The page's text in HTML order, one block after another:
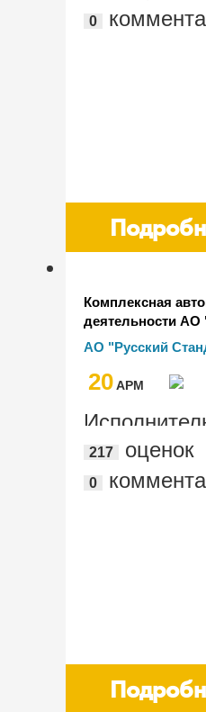
0
Комплексная
деятельности АО
Страхование" и
АО "Русский
20AРМ
217
оценок
0